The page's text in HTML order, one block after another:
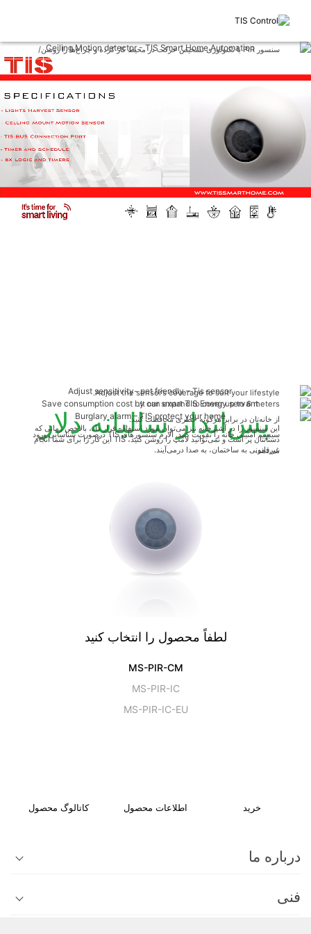
سنسور PIR با تکنولوژی تشخیص حرکت در محیط کار کرده و چراغ‌ها را روشن/
خاموش می‌کند. اگر اتاقی خالی باشد، این سنسور چراغ‌ها را خاموش کرده و از
اتلاف انرژی جلوگیری می‌کند. این سنسور همچنین از نظر اقتصادی صرفه بالایی
دارد.
Adjust the sensor’s coverage to suit your lifestyle.
It can expand to cover up to 6 meters.
پس‌انداز سالیانه دلار
از خانه‌تان در برابر هرگونه خطری محافظت کنید.
سیستم امنیتی خانه را تقویت کنید. آلارم سنسورهای TIS درصورت شناسایی ورود
غیرقانونی به ساختمان، به صدا درمی‌آیند.
این سنسور را در آشپزخانه نیز می‌توان مورد استفاده قرار داد، بالاخص زمانی که
دستانتان پر است و نمی‌توانید لامپ را روشن کنید، TIS این کار را برای شما انجام
می‌دهد.
لطفاً محصول را انتخاب کنید
MS-PIR-CM
MS-PIR-IC
MS-PIR-IC-EU
خرید اطلاعات محصول کاتالوگ محصول
درباره ما
فنی